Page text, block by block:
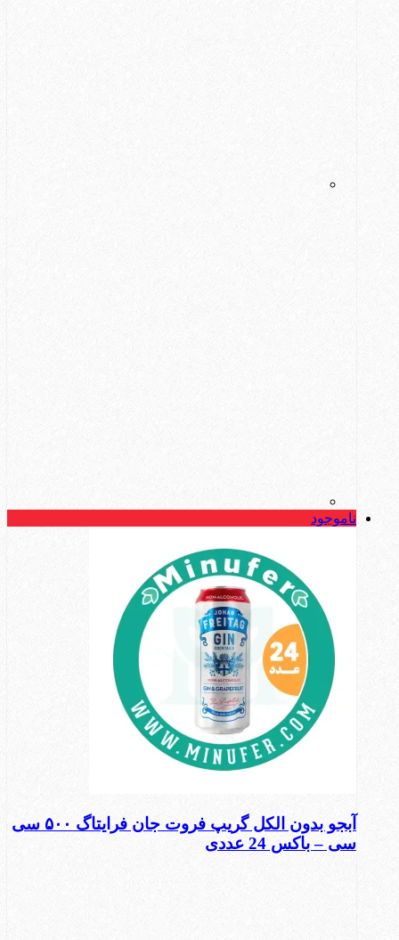
ناموجود
آبجو بدون الکل گریپ فروت جان فرایتاگ ۵۰۰ سی
سی – باکس 24 عددی